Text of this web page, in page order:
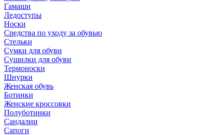
Гамаши
Ледоступы
Носки
Средства по уходу за обувью
Стельки
Сумки для обуви
Сушилки для обуви
Термоноски
Шнурки
Женская обувь
Ботинки
Женские кроссовки
Полуботинки
Сандалии
Сапоги